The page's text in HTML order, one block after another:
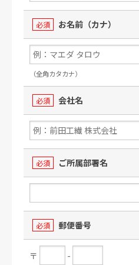
必須 お名前（カナ）
（全角カタカナ）
必須 会社名
必須 ご所属部署名
必須 郵便番号
〒 -